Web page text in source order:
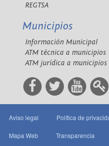
REGTSA
Municipios
Información Municipal
ATM técnica a municipios
ATM jurídica a municipios
Aviso legal Política de
Mapa Web Transparencia